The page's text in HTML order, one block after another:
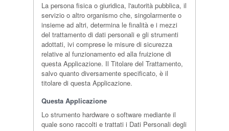
La persona fisica o giuridica, l'autorità pubblica, il
servizio o altro organismo che, singolarmente o
insieme ad altri, determina le finalità e i mezzi
del trattamento di dati personali e gli strumenti
adottati, ivi comprese le misure di sicurezza
relative al funzionamento ed alla fruizione di
questa Applicazione. Il Titolare del Trattamento,
salvo quanto diversamente specificato, è il
titolare di questa Applicazione.
Questa Applicazione
Lo strumento hardware o software mediante il
quale sono raccolti e trattati i Dati Personali degli